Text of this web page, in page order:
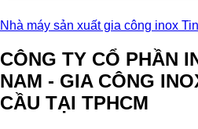
Nhà máy sản xuất gia công inox
CÔNG TY CỔ PHẦN
NAM - GIA CÔNG
CẦU TẠI TPHCM